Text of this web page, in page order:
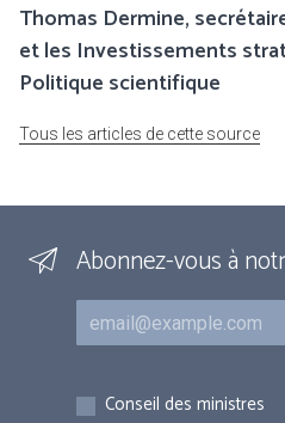
Thomas Dermine,
et les Investissements
Politique scientifique
Tous les articles de cette source
Abonnez-vous à
Courriel
Inscriptions
Conseil des ministres